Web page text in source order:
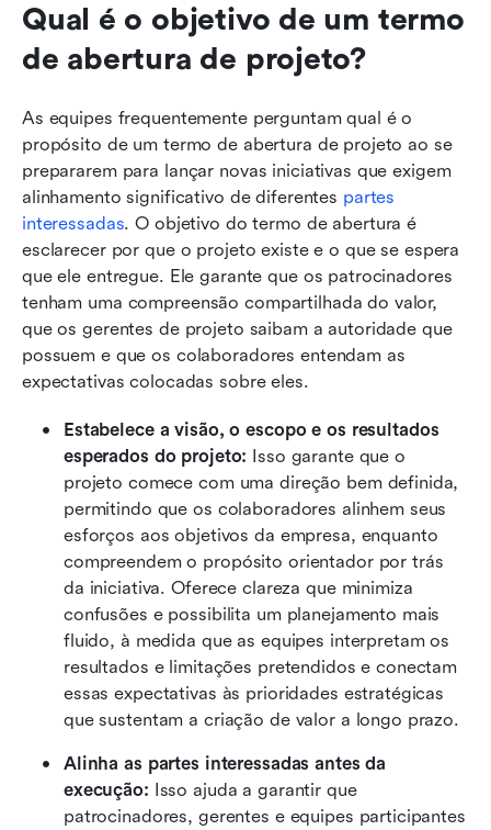
Qual é o objetivo de um termo
de abertura de projeto?
As equipes frequentemente perguntam qual é o
propósito de um termo de abertura de projeto ao se
prepararem para lançar novas iniciativas que exigem
alinhamento significativo de diferentes partes
interessadas. O objetivo do termo de abertura é
esclarecer por que o projeto existe e o que se espera
que ele entregue. Ele garante que os patrocinadores
tenham uma compreensão compartilhada do valor,
que os gerentes de projeto saibam a autoridade que
possuem e que os colaboradores entendam as
expectativas colocadas sobre eles.
Estabelece a visão, o escopo e os resultados
esperados do projeto: Isso garante que o
projeto comece com uma direção bem definida,
permitindo que os colaboradores alinhem seus
esforços aos objetivos da empresa, enquanto
compreendem o propósito orientador por trás
da iniciativa. Oferece clareza que minimiza
confusões e possibilita um planejamento mais
fluido, à medida que as equipes interpretam os
resultados e limitações pretendidos e conectam
essas expectativas às prioridades estratégicas
que sustentam a criação de valor a longo prazo.
Alinha as partes interessadas antes da
execução: Isso ajuda a garantir que
patrocinadores, gerentes e equipes participantes